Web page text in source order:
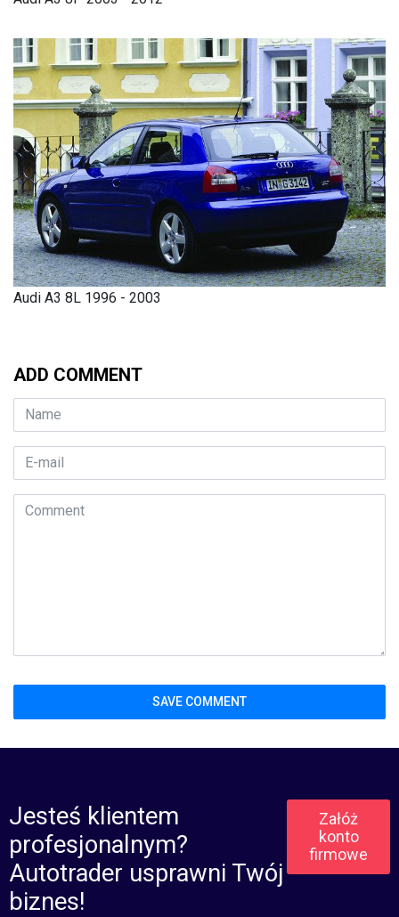
Audi A3 8L 1996 - 2003
ADD COMMENT
Jesteś klientem
profesjonalnym?
Autotrader usprawni Twój
biznes!
Załóż
konto
firmowe